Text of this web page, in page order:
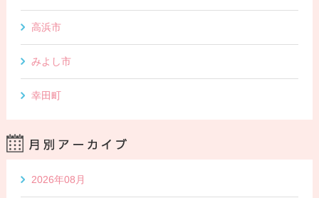
高浜市
みよし市
幸田町
2026年08月